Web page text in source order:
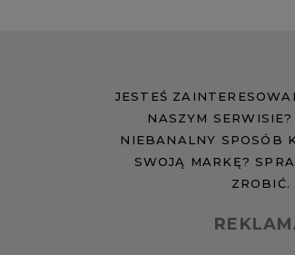
JESTEŚ
NASZYM
NIEBANALNY SPOSÓB
SWOJĄ MARKĘ?
ZROBIĆ.